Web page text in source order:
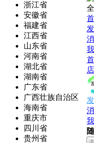
浙江省
安徽省
福建省
江西省
山东省
河南省
湖北省
湖南省
广东省
广西壮族自治区
海南省
重庆市
四川省
贵州省